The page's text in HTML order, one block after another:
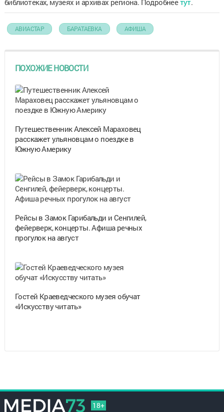
АВИАСТАР БАРАТАЕВКА АФИША
ПОХОЖИЕ НОВОСТИ
Путешественник Алексей Мараховец
расскажет ульяновцам о поездке в
Южную Америку
Рейсы в Замок Гарибальди и Сенгилей,
фейерверк, концерты. Афиша речных
прогулок на август
Гостей Краеведческого музея обучат
«Искусству читать»
18+